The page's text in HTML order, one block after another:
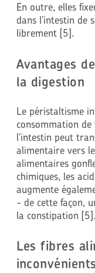
En outre, elles
dans l'intestin de
librement [5].
Avantages
la digestion
Le péristaltisme
consommation de
l'intestin peut
alimentaire vers
alimentaires
chimiques, les
augmente
- de cette façon,
la constipation [5].
Les fibres